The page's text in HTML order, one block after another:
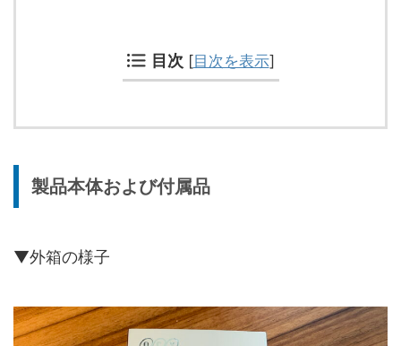
目次 [目次を表示]
製品本体および付属品
▼外箱の様子